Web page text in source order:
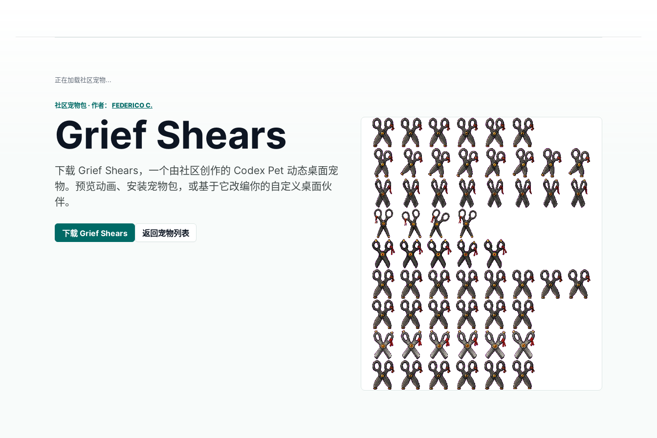
正在加载社区宠物...
社区宠物包 · 作者： FEDERICO C.
Grief Shears
下载 Grief Shears，一个由社区创作的 Codex Pet 动态桌面宠
物。预览动画、安装宠物包，或基于它改编你的自定义桌面伙
伴。
下载 Grief Shears 返回宠物列表